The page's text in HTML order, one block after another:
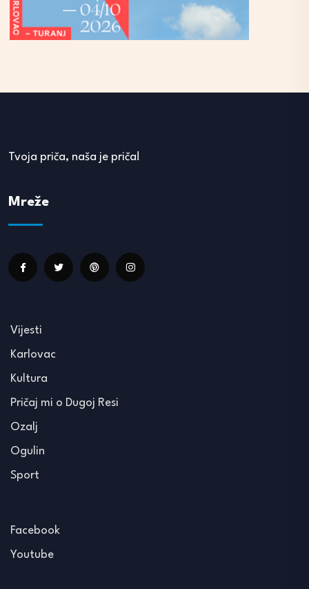
Tvoja priča, naša je priča!
Mreže
Vijesti
Karlovac
Kultura
Pričaj mi o Dugoj Resi
Ozalj
Ogulin
Sport
Facebook
Youtube